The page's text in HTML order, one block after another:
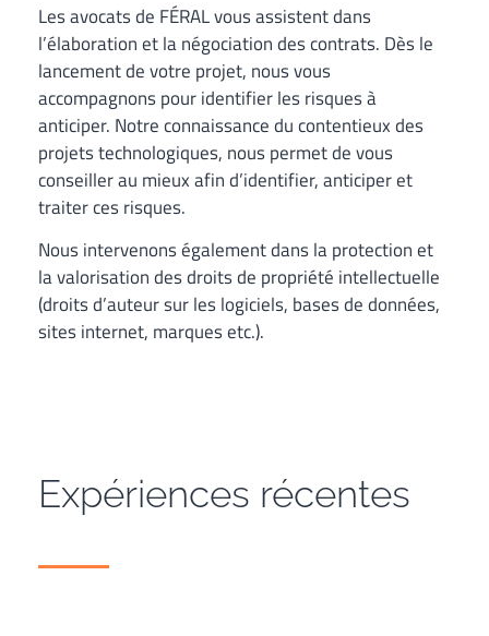
Les avocats de FÉRAL vous assistent dans
l’élaboration et la négociation des contrats. Dès le
lancement de votre projet, nous vous
accompagnons pour identifier les risques à
anticiper. Notre connaissance du contentieux des
projets technologiques, nous permet de vous
conseiller au mieux afin d’identifier, anticiper et
traiter ces risques.
Nous intervenons également dans la protection et
la valorisation des droits de propriété intellectuelle
(droits d’auteur sur les logiciels, bases de données,
sites internet, marques etc.).
Expériences récentes